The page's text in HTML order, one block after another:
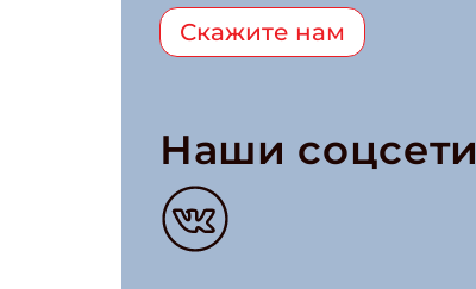
Скажите нам
Наши соцсети